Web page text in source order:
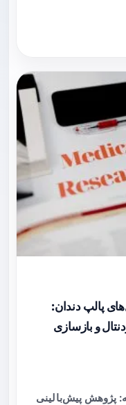
پالپ دندان:
و بازسازی
پژوهش پیش‌بالینی